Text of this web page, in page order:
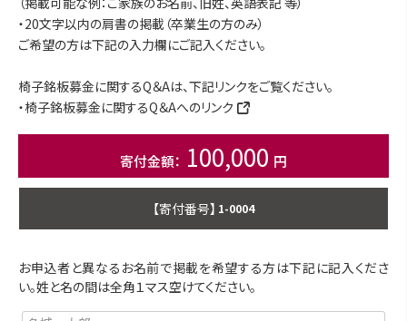
・20文字以内の肩書の掲載（卒業生の方のみ）
ご希望の方は下記の入力欄にご記入ください。
椅子銘板募金に関するQ＆Aは、下記リンクをご覧ください。
・椅子銘板募金に関するQ＆Aへのリンク
100,000
商品番号 1-0004
お申込者と異なるお名前で掲載を希望する方は下記に記入くださ
い。姓と名の間は全角１マス空けてください。